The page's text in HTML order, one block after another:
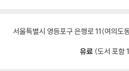
서울특별시 영등포구 은행로 11(여의도
유료 (도서 포함